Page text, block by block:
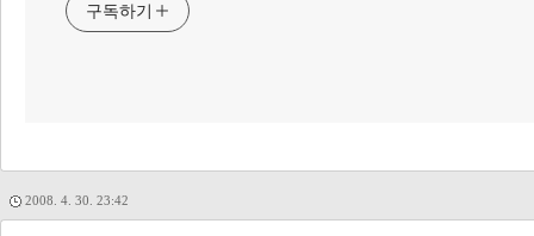
구독하기
2008. 4. 30. 23:42